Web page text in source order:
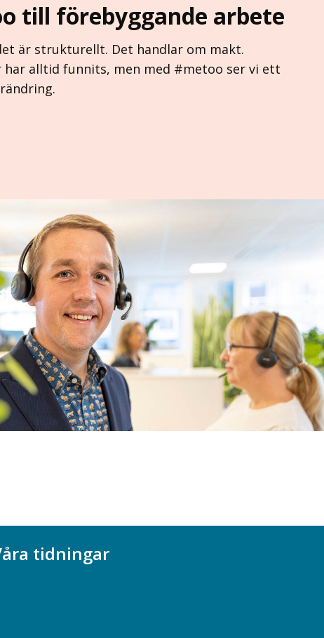
till förebyggande arbete
är strukturellt. Det handlar om makt.
har alltid funnits, men med #metoo ser vi ett
tidningar